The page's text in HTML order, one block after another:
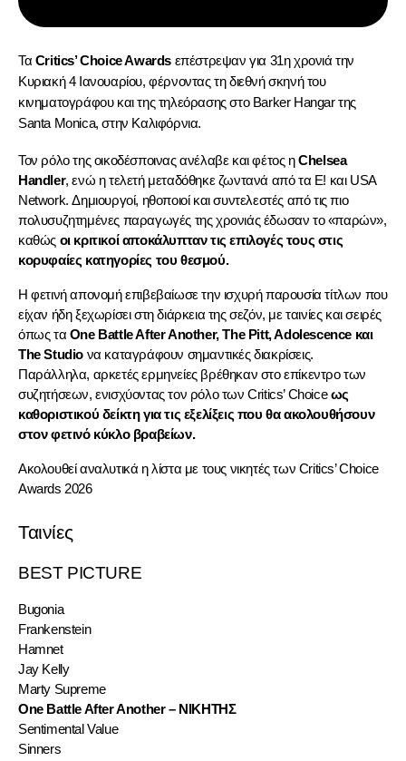
Τα Critics’ Choice Awards επέστρεψαν για 31η χρονιά την
Κυριακή 4 Ιανουαρίου, φέρνοντας τη διεθνή σκηνή του
κινηματογράφου και της τηλεόρασης στο Barker Hangar της
Santa Monica, στην Καλιφόρνια.
Τον ρόλο της οικοδέσποινας ανέλαβε και φέτος η Chelsea
Handler, ενώ η τελετή μεταδόθηκε ζωντανά από τα E! και USA
Network. Δημιουργοί, ηθοποιοί και συντελεστές από τις πιο
πολυσυζητημένες παραγωγές της χρονιάς έδωσαν το «παρών»,
καθώς οι κριτικοί αποκάλυπταν τις επιλογές τους στις
κορυφαίες κατηγορίες του θεσμού.
Η φετινή απονομή επιβεβαίωσε την ισχυρή παρουσία τίτλων που
είχαν ήδη ξεχωρίσει στη διάρκεια της σεζόν, με ταινίες και σειρές
όπως τα One Battle After Another, The Pitt, Adolescence και
The Studio να καταγράφουν σημαντικές διακρίσεις.
Παράλληλα, αρκετές ερμηνείες βρέθηκαν στο επίκεντρο των
συζητήσεων, ενισχύοντας τον ρόλο των Critics’ Choice ως
καθοριστικού δείκτη για τις εξελίξεις που θα ακολουθήσουν
στον φετινό κύκλο βραβείων.
Ακολουθεί αναλυτικά η λίστα με τους νικητές των Critics’ Choice
Awards 2026
Ταινίες
BEST PICTURE
Bugonia
Frankenstein
Hamnet
Jay Kelly
Marty Supreme
One Battle After Another – ΝΙΚΗΤΗΣ
Sentimental Value
Sinners